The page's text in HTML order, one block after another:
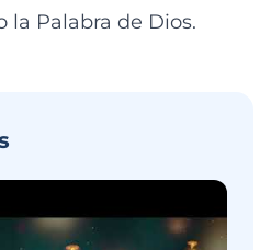
Palabra de Dios.